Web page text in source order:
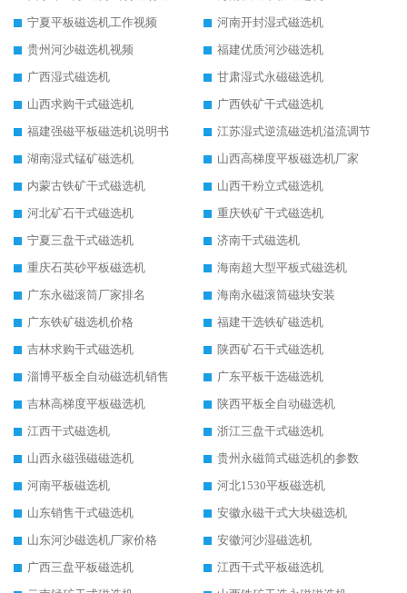
宁夏平板磁选机工作视频
河南开封湿式磁选机
贵州河沙磁选机视频
福建优质河沙磁选机
广西湿式磁选机
甘肃湿式永磁磁选机
山西求购干式磁选机
广西铁矿干式磁选机
福建强磁平板磁选机说明书
江苏湿式逆流磁选机溢流调节
湖南湿式锰矿磁选机
山西高梯度平板磁选机厂家
内蒙古铁矿干式磁选机
山西干粉立式磁选机
河北矿石干式磁选机
重庆铁矿干式磁选机
宁夏三盘干式磁选机
济南干式磁选机
重庆石英砂平板磁选机
海南超大型平板式磁选机
广东永磁滚筒厂家排名
海南永磁滚筒磁块安装
广东铁矿磁选机价格
福建干选铁矿磁选机
吉林求购干式磁选机
陕西矿石干式磁选机
淄博平板全自动磁选机销售
广东平板干选磁选机
吉林高梯度平板磁选机
陕西平板全自动磁选机
江西干式磁选机
浙江三盘干式磁选机
山西永磁强磁磁选机
贵州永磁筒式磁选机的参数
河南平板磁选机
河北1530平板磁选机
山东销售干式磁选机
安徽永磁干式大块磁选机
山东河沙磁选机厂家价格
安徽河沙湿磁选机
广西三盘平板磁选机
江西干式平板磁选机